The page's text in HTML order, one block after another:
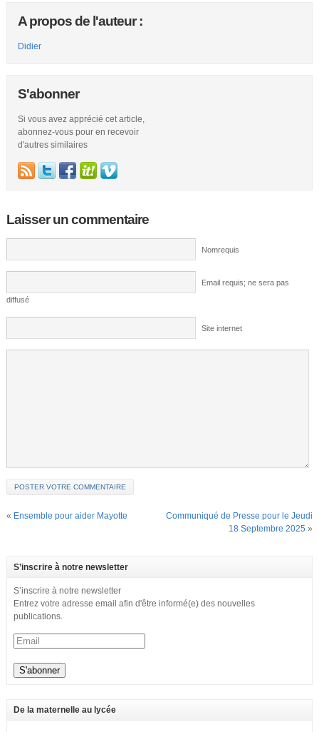
A propos de l'auteur :
Didier
S'abonner
Si vous avez apprécié cet article,
abonnez-vous pour en recevoir
d'autres similaires
Laisser un commentaire
Nomrequis
Email requis; ne sera pas
diffusé
Site internet
« Ensemble pour aider Mayotte
Communiqué de Presse pour le Jeudi
18 Septembre 2025 »
S’inscrire à notre newsletter
S’inscrire à notre newsletter
Entrez votre adresse email afin d'être informé(e) des nouvelles
publications.
De la maternelle au lycée